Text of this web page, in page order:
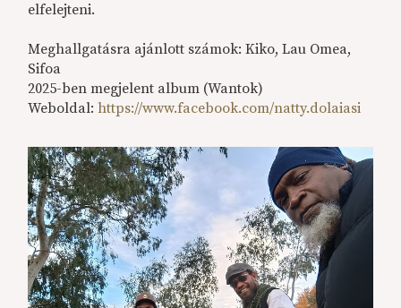
elfelejteni.
Meghallgatásra ajánlott számok: Kiko, Lau Omea,
Sifoa
2025-ben megjelent album (Wantok)
Weboldal:https://www.facebook.com/natty.dolaiasi